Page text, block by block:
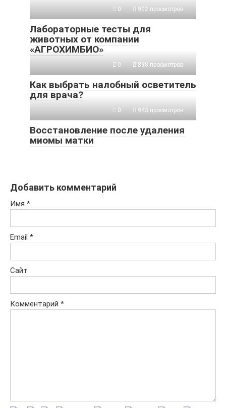
0 902 просмотров
Лабораторные тесты для
животных от компании
«АГРОХИМБИО»
0 838 просмотров
Как выбрать налобный осветитель
для врача?
0 943 просмотров
Восстановление после удаления
миомы матки
Добавить комментарий
Имя *
Email *
Сайт
Комментарий *